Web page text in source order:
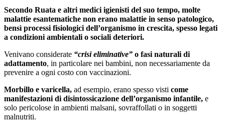
Secondo Ruata e altri medici igienisti del suo tempo, molte
malattie esantematiche non erano malattie in senso patologico,
bensì processi fisiologici dell’organismo in crescita, spesso legati
a condizioni ambientali o sociali deteriori.
Venivano considerate “crisi eliminative” o fasi naturali di
adattamento, in particolare nei bambini, non necessariamente da
prevenire a ogni costo con vaccinazioni.
Morbillo e varicella, ad esempio, erano spesso visti come
manifestazioni di disintossicazione dell’organismo infantile, e
solo pericolose in ambienti malsani, sovraffollati o in soggetti
malnutriti.